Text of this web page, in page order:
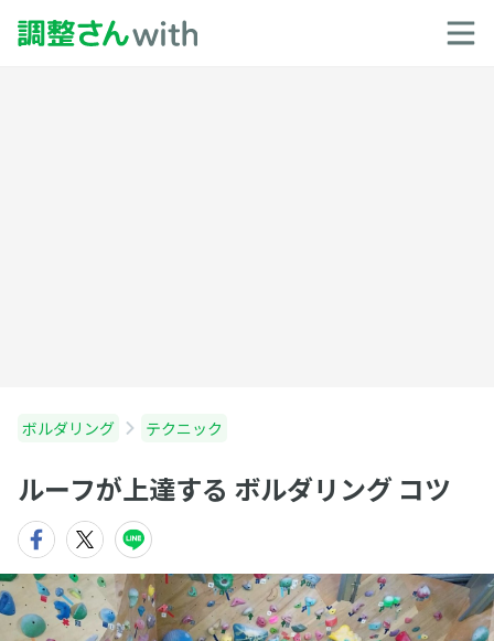
ボルダリング テクニック
ルーフが上達する ボルダリング コツ